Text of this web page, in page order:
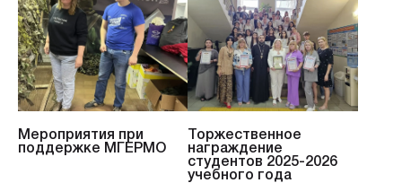
Мероприятия при
поддержке МГЕРМО
Торжественное
награждение
студентов 2025-2026
учебного года